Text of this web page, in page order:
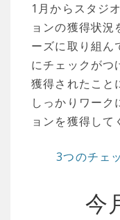
1月からスタジ
ョンの獲得状
ーズに取り組ん
にチェックがつ
獲得されたこと
しっかりワー
ョンを獲得して
3つのチェ
今